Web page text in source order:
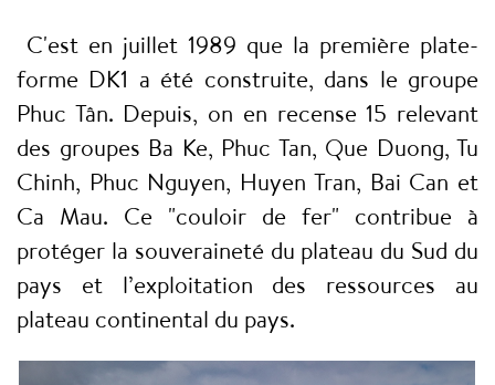
C'est en juillet 1989 que la première plate-
forme DK1 a été construite, dans le groupe
Phuc Tân. Depuis, on en recense 15 relevant
des groupes Ba Ke, Phuc Tan, Que Duong, Tu
Chinh, Phuc Nguyen, Huyen Tran, Bai Can et
Ca Mau. Ce "couloir de fer" contribue à
protéger la souveraineté du plateau du Sud du
pays et l’exploitation des ressources au
plateau continental du pays.